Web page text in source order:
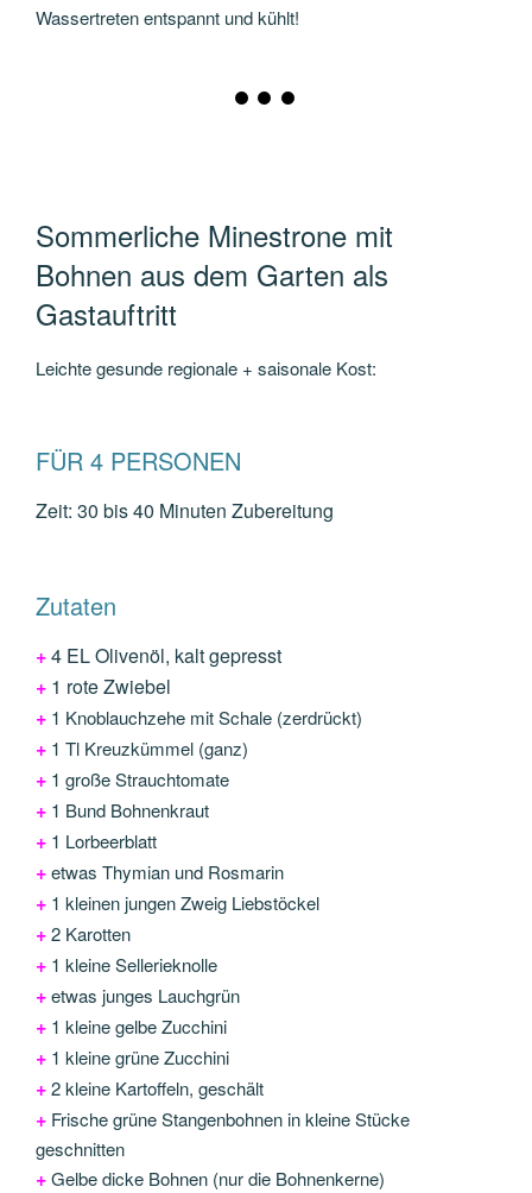
Wassertreten entspannt und kühlt!
Sommerliche Minestrone mit
Bohnen aus dem Garten als
Gastauftritt
Leichte gesunde regionale + saisonale Kost:
FÜR 4 PERSONEN
Zeit: 30 bis 40 Minuten Zubereitung
Zutaten
+4 EL Olivenöl, kalt gepresst
+ 1 rote Zwiebel
+ 1 Knoblauchzehe mit Schale (zerdrückt)
+ 1 Tl Kreuzkümmel (ganz)
+ 1 große Strauchtomate
+ 1 Bund Bohnenkraut
+ 1 Lorbeerblatt
+etwas Thymian und Rosmarin
+ 1 kleinen jungen Zweig Liebstöckel
+2 Karotten
+ 1 kleine Sellerieknolle
+etwas junges Lauchgrün
+ 1 kleine gelbe Zucchini
+ 1 kleine grüne Zucchini
+2 kleine Kartoffeln, geschält
+ Frische grüne Stangenbohnen in kleine Stücke
geschnitten
+Gelbe dicke Bohnen (nur die Bohnenkerne)